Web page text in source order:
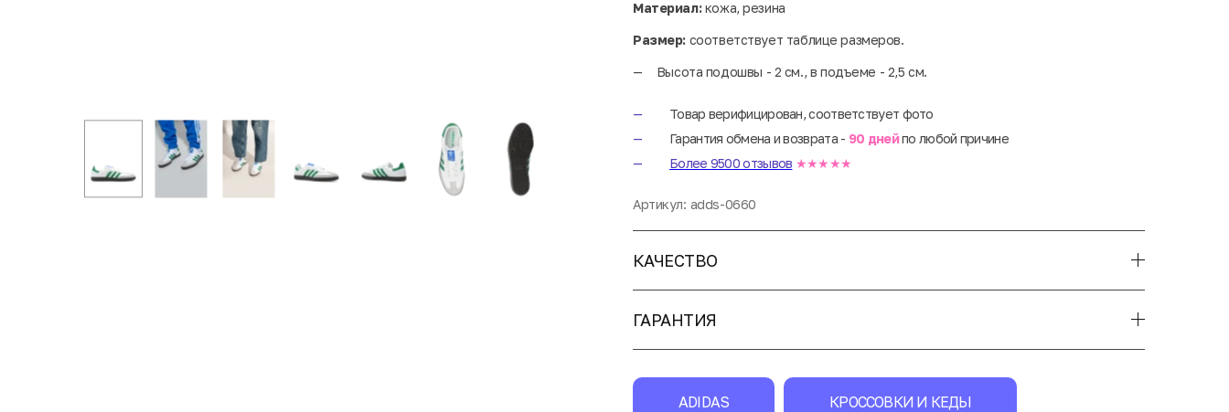
Материал:кожа, резина
Размер: соответствует таблице размеров.
Высота подошвы - 2 см., в подъеме - 2,5 см.
Товар верифицирован, соответствует фото
Гарантия обмена и возврата - 90 днейпо любой причине
Более 9500 отзывов ★★★★★
Артикул: adds-0660
КАЧЕСТВО
ГАРАНТИЯ
ADIDAS КРОССОВКИ И КЕДЫ